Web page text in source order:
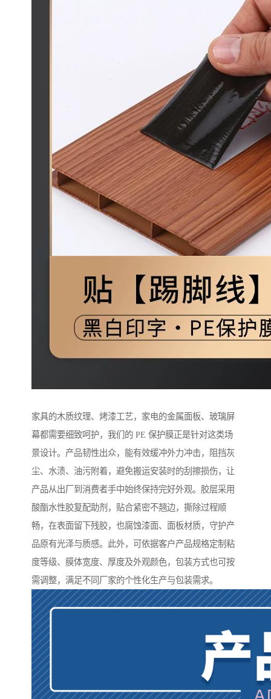
家具的木质纹理、烤漆工艺，家电的金属面板、玻璃屏
幕都需要细致呵护，我们的 PE 保护膜正是针对这类场
景设计。产品韧性出众，能有效缓冲外力冲击，阻挡灰
尘、水渍、油污附着，避免搬运安装时的刮擦损伤，让
产品从出厂到消费者手中始终保持完好外观。胶层采用
酸酯水性胶复配助剂，贴合紧密不翘边，撕除过程顺
畅，在表面留下残胶，也腐蚀漆面、面板材质，守护产
品原有光泽与质感。此外，可依据客户产品规格定制粘
度等级、膜体宽度、厚度及外观颜色，包装方式也可按
需调整，满足不同厂家的个性化生产与包装需求。